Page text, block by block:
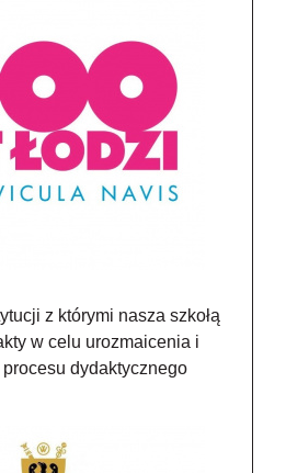
z którymi nasza szkołą
w celu urozmaicenia i
dydaktycznego